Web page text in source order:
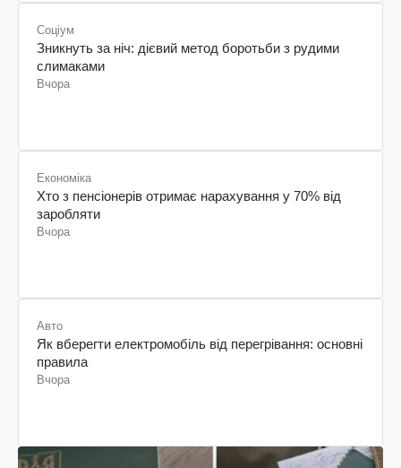
Соціум
Зникнуть за ніч: дієвий метод боротьби з рудими
слимаками
Вчора
Економіка
Хто з пенсіонерів отримає нарахування у 70% від
заробляти
Вчора
Авто
Як вберегти електромобіль від перегрівання: основні
правила
Вчора